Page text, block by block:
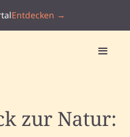
Entdecken →
zur Natur: